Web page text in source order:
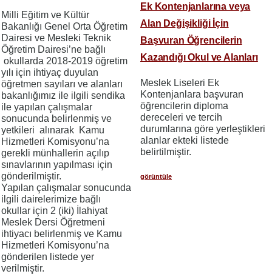
Milli Eğitim ve Kültür
Bakanlığı Genel Orta Öğretim
Dairesi ve Mesleki Teknik
Öğretim Dairesi’ne bağlı
okullarda 2018-2019 öğretim
yılı için ihtiyaç duyulan
öğretmen sayıları ve alanları
bakanlığımız ile ilgili sendika
ile yapılan çalışmalar
sonucunda belirlenmiş ve
yetkileri alınarak Kamu
Hizmetleri Komisyonu’na
gerekli münhallerin açılıp
sınavlarının yapılması için
gönderilmiştir.
Yapılan çalışmalar sonucunda
ilgili dairelerimize bağlı
okullar için 2 (iki) İlahiyat
Meslek Dersi Öğretmeni
ihtiyacı belirlenmiş ve Kamu
Hizmetleri Komisyonu’na
gönderilen listede yer
verilmiştir.
Ek Kontenjanlarına veya
Alan Değişikliği İçin
Başvuran Öğrencilerin
Kazandığı Okul ve Alanları
Meslek Liseleri Ek
Kontenjanlara başvuran
öğrencilerin diploma
dereceleri ve tercih
durumlarına göre yerleştikleri
alanlar ekteki listede
belirtilmiştir.
görüntüle